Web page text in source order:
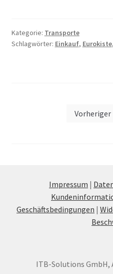
Kategorie: Transporte
Schlagwörter: Einkauf, Eurokiste,
Vorheriger
Impressum |
Geschäftsbedingungen |
ITB-Solutions